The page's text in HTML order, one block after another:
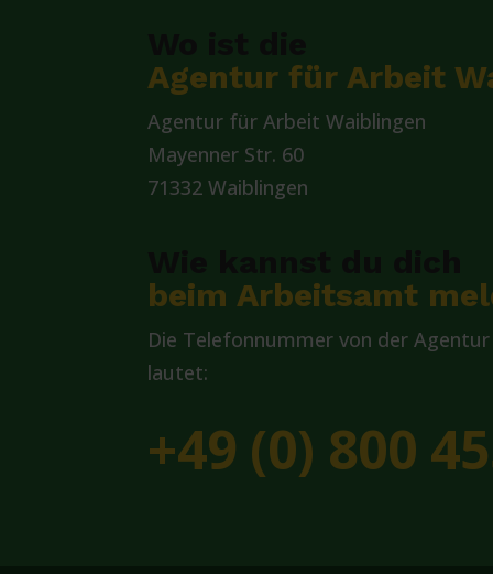
Agentur für Arbeit
Agentur für Arbeit Waiblingen
Mayenner Str. 60
71332 Waiblingen
beim Arbeitsamt
Die Telefonnummer von der
lautet:
+49 (0) 800